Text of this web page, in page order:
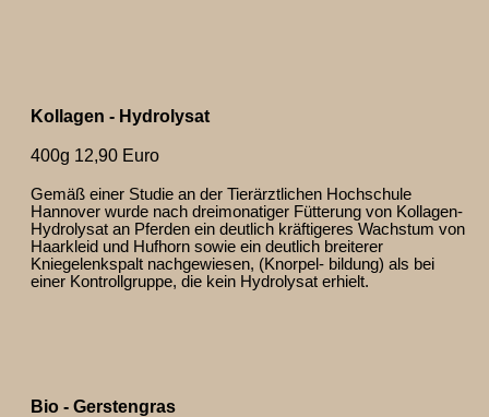
Kollagen - Hydrolysat
400g 12,90 Euro
Gemäß einer Studie an der Tierärztlichen Hochschule
Hannover wurde nach dreimonatiger Fütterung von Kollagen-
Hydrolysat an Pferden ein deutlich kräftigeres Wachstum von
Haarkleid und Hufhorn sowie ein deutlich breiterer
Kniegelenkspalt nachgewiesen, (Knorpel- bildung) als bei
einer Kontrollgruppe, die kein Hydrolysat erhielt.
Bio - Gerstengras